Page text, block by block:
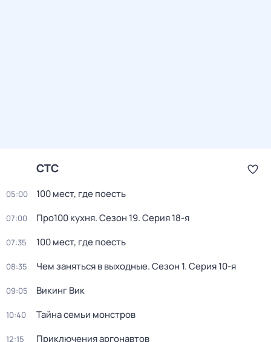
СТС
05:00 100 мест, где поесть
07:00 Про100 кухня. Сезон 19. Серия 18-я
07:35 100 мест, где поесть
08:35 Чем заняться в выходные. Сезон 1. Серия 10-я
09:05 Викинг Вик
10:40 Тайна семьи монстров
12:15 Приключения аргонавтов